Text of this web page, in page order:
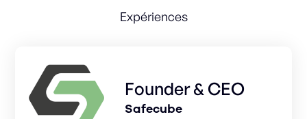
Expériences
Founder & CEO
Safecube